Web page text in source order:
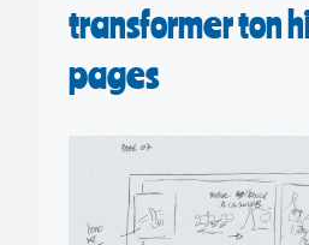
transformer ton
pages